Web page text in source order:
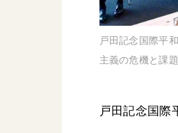
戸田記念国際平
主義の危機と課題
戸田記念国際